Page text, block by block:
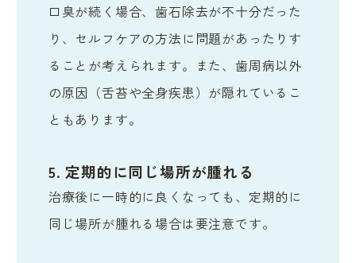
口臭が続く場合、歯石除去が不十分だった
り、セルフケアの方法に問題があったりす
ることが考えられます。また、歯周病以外
の原因（舌苔や全身疾患）が隠れているこ
ともあります。
5. 定期的に同じ場所が腫れる
治療後に一時的に良くなっても、定期的に
同じ場所が腫れる場合は要注意です。